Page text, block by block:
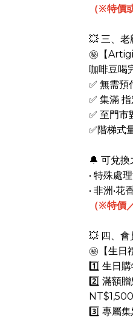
（※特價
💥 三、老
㊙️【
咖啡豆喝
✅ 無需預
✅ 集滿
✅ 至門市
✅階梯式
🔔 可兌換
• 特殊處
• 非洲•花
（※特價
💥 四、會
㊙️【生日
1️⃣ 生日
2️⃣ 滿額
3️⃣ 專屬